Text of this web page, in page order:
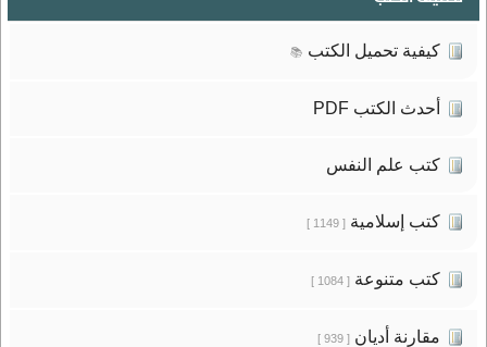
كيفية تحميل الكتب 📚
أحدث الكتب PDF
كتب علم النفس
كتب إسلامية[ 1149 ]
كتب متنوعة[ 1084 ]
مقارنة أديان[ 939 ]